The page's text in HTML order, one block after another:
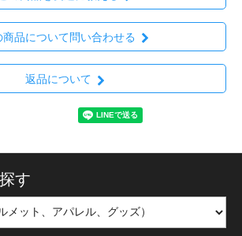
商品について問い合わせる
返品について
す